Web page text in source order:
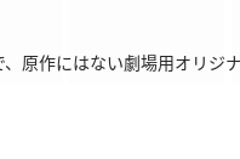
原作にはない劇場用オリジ